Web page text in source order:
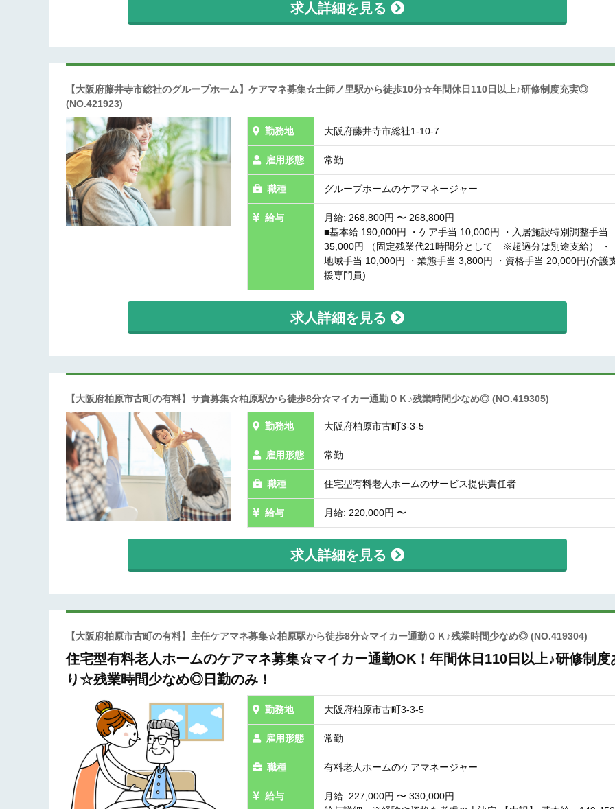
求人詳細を見る
【大阪府藤井寺市総社のグループホーム】ケアマネ募集☆土師ノ里駅から徒歩10分☆年間休日110日以上♪研修制度充実◎
(NO.421923)
勤務地 大阪府藤井寺市総社1-10-7
雇用形態 常勤
職種 グループホームのケアマネージャー
給与
月給: 268,800円 〜 268,800円
■基本給 190,000円 ・ケア手当 10,000円 ・入居施設特別調整手当
35,000円 （固定残業代21時間分として ※超過分は別途支給） ・
地域手当 10,000円 ・業態手当 3,800円 ・資格手当 20,000円(介護
援専門員)
求人詳細を見る
【大阪府柏原市古町の有料】サ責募集☆柏原駅から徒歩8分☆マイカー通勤ＯＫ♪残業時間少なめ◎ (NO.419305)
勤務地 大阪府柏原市古町3-3-5
雇用形態 常勤
職種 住宅型有料老人ホームのサービス提供責任者
給与 月給: 220,000円 〜
求人詳細を見る
【大阪府柏原市古町の有料】主任ケアマネ募集☆柏原駅から徒歩8分☆マイカー通勤ＯＫ♪残業時間少なめ◎ (NO.419304)
住宅型有料老人ホームのケアマネ募集☆マイカー通勤OK！年間休日110日以上♪研修制度
り☆残業時間少なめ◎日勤のみ！
勤務地 大阪府柏原市古町3-3-5
雇用形態 常勤
職種 有料老人ホームのケアマネージャー
給与
月給: 227,000円 〜 330,000円